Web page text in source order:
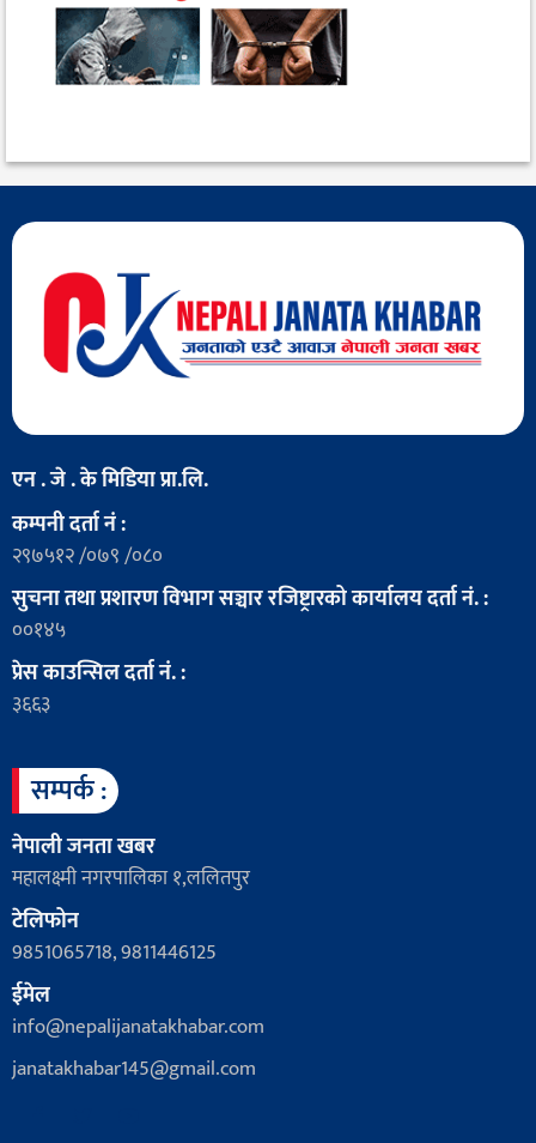
एन . जे . के मिडिया प्रा.लि.
कम्पनी दर्ता नं :
२९७५१२ /०७९ /०८०
सुचना तथा प्रशारण विभाग सञ्चार रजिष्ट्रारको कार्यालय दर्ता नं. :
००१४५
प्रेस काउन्सिल दर्ता नं. :
३६६३
सम्पर्क :
नेपाली जनता खबर
महालक्ष्मी नगरपालिका १,ललितपुर
टेलिफोन
9851065718, 9811446125
ईमेल
info@nepalijanatakhabar.com
janatakhabar145@gmail.com